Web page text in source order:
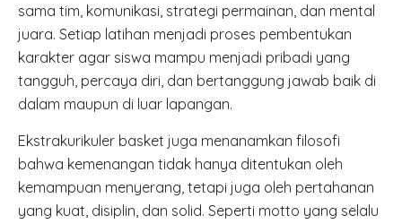
sama tim, komunikasi, strategi permainan, dan mental
juara. Setiap latihan menjadi proses pembentukan
karakter agar siswa mampu menjadi pribadi yang
tangguh, percaya diri, dan bertanggung jawab baik di
dalam maupun di luar lapangan.
Ekstrakurikuler basket juga menanamkan filosofi
bahwa kemenangan tidak hanya ditentukan oleh
kemampuan menyerang, tetapi juga oleh pertahanan
yang kuat, disiplin, dan solid. Seperti motto yang selalu